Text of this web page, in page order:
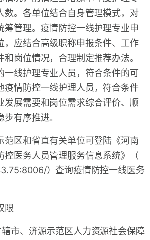
数。各单位结合自身管理模式，对
筹管理。疫情防控一线护理专业申
，应结合高级职称申报条件、工作
和岗位情况，合理制定推荐办法。
一线护理专业人员，符合条件的可
疫情防控一线护理人员，符合条件
发展需要和岗位需求综合评价、顺
有序推进。
范区和省直有关单位可登陆《河南
控医务人员管理服务信息系统》（
）查询疫情防控一线医务
限
辖市、济源示范区人力资源社会保障